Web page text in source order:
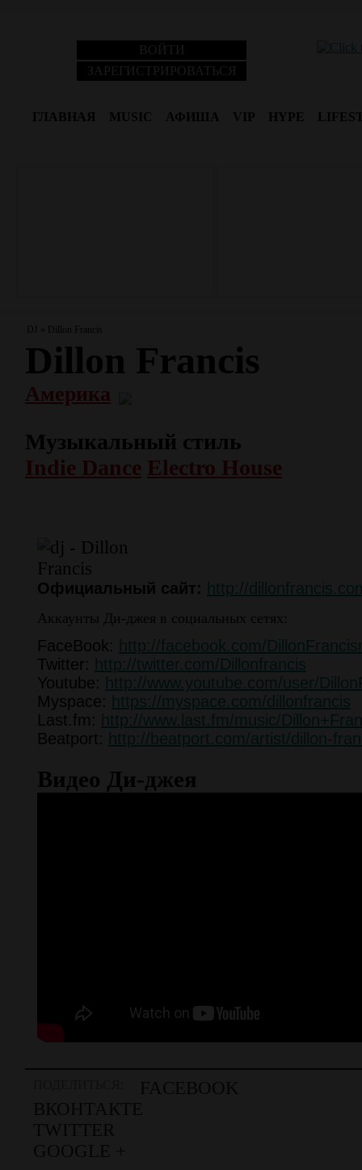
ВОЙТИ
ЗАРЕГИСТРИРОВАТЬСЯ
ГЛАВНАЯ MUSIC АФИША VIP HYPE
DJ » Dillon Francis
Dillon Francis
Америка
Музыкальный стиль
Indie Dance Electro House
Официальный сайт: http://
Аккаунты Ди-джея в социальных сетях:
FaceBook:
http://facebook.com/
Twitter:
http://twitter.com/Dillonfrancis
Youtube:
http://www.youtube.com/user/
Myspace:
https://myspace.com/dillonfrancis
Last.fm:
http://www.last.fm/music/
Beatport:
http://beatport.com/artist/dillon-
Видео Ди-джея